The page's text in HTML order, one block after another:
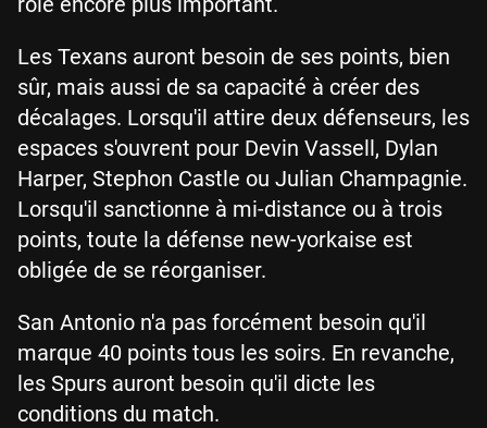
Les Texans auront besoin de ses points, bien
sûr, mais aussi de sa capacité à créer des
décalages. Lorsqu'il attire deux défenseurs, les
espaces s'ouvrent pour Devin Vassell, Dylan
Harper, Stephon Castle ou Julian Champagnie.
Lorsqu'il sanctionne à mi-distance ou à trois
points, toute la défense new-yorkaise est
obligée de se réorganiser.
San Antonio n'a pas forcément besoin qu'il
marque 40 points tous les soirs. En revanche,
les Spurs auront besoin qu'il dicte les
conditions du match.